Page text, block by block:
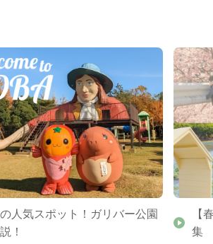
人気スポット！ガリバー公園
！
【
集